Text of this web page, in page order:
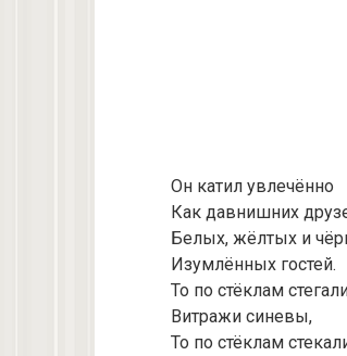
Он катил увлечённо
Как давнишних
Белых, жёлтых и
Изумлённых гостей.
То по стёклам
Витражи синевы,
То по стёклам